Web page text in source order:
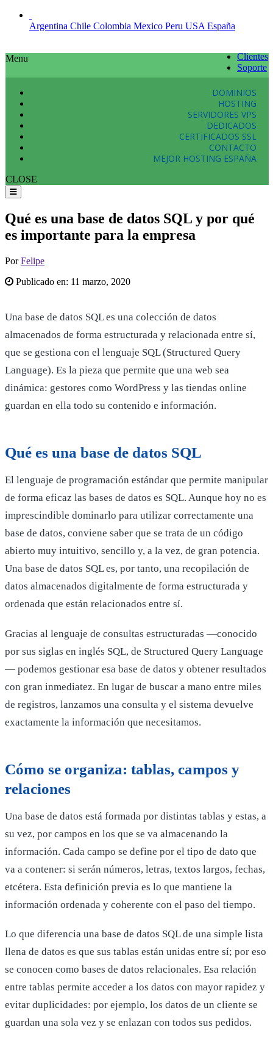
Argentina Chile Colombia Mexico Peru USA España
Clientes
Soporte
Menu
DOMINIOS
HOSTING
SERVIDORES VPS
DEDICADOS
CERTIFICADOS SSL
CONTACTO
MEJOR HOSTING ESPAÑA
CLOSE
Qué es una base de datos SQL y por qué
es importante para la empresa
PorFelipe
Publicado en: 11 marzo, 2020
Una base de datos SQL es una colección de datos
almacenados de forma estructurada y relacionada entre sí,
que se gestiona con el lenguaje SQL (Structured Query
Language). Es la pieza que permite que una web sea
dinámica: gestores como WordPress y las tiendas online
guardan en ella todo su contenido e información.
Qué es una base de datos SQL
El lenguaje de programación estándar que permite manipular
de forma eficaz las bases de datos es SQL. Aunque hoy no es
imprescindible dominarlo para utilizar correctamente una
base de datos, conviene saber que se trata de un código
abierto muy intuitivo, sencillo y, a la vez, de gran potencia.
Una base de datos SQL es, por tanto, una recopilación de
datos almacenados digitalmente de forma estructurada y
ordenada que están relacionados entre sí.
Gracias al lenguaje de consultas estructuradas —conocido
por sus siglas en inglés SQL, de Structured Query Language
— podemos gestionar esa base de datos y obtener resultados
con gran inmediatez. En lugar de buscar a mano entre miles
de registros, lanzamos una consulta y el sistema devuelve
exactamente la información que necesitamos.
Cómo se organiza: tablas, campos y
relaciones
Una base de datos está formada por distintas tablas y estas, a
su vez, por campos en los que se va almacenando la
información. Cada campo se define por el tipo de dato que
va a contener: si serán números, letras, textos largos, fechas,
etcétera. Esta definición previa es lo que mantiene la
información ordenada y coherente con el paso del tiempo.
Lo que diferencia una base de datos SQL de una simple lista
llena de datos es que sus tablas están unidas entre sí; por eso
se conocen como bases de datos relacionales. Esa relación
entre tablas permite acceder a los datos con mayor rapidez y
evitar duplicidades: por ejemplo, los datos de un cliente se
guardan una sola vez y se enlazan con todos sus pedidos.